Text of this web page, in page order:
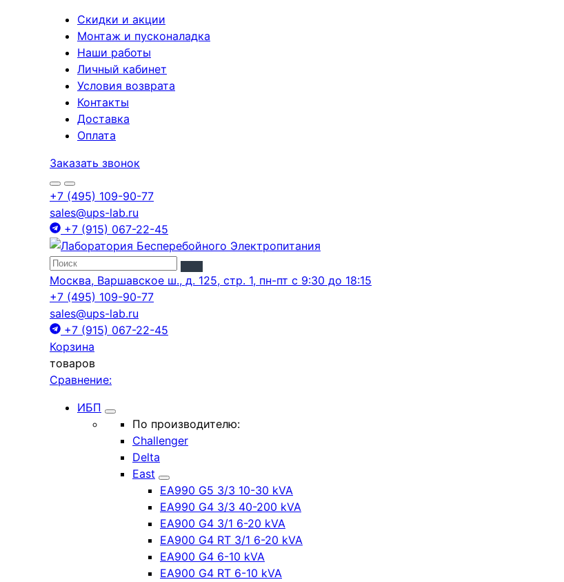
Скидки и акции
Монтаж и пусконаладка
Наши работы
Личный кабинет
Условия возврата
Контакты
Доставка
Оплата
Заказать звонок
+7 (495) 109-90-77
sales@ups-lab.ru
+7 (915) 067-22-45
Москва, Варшавское ш., д. 125, стр. 1, пн-пт с 9:30 до 18:15
+7 (495) 109-90-77
sales@ups-lab.ru
+7 (915) 067-22-45
Корзина
товаров
Сравнение:
ИБП
По производителю:
Challenger
Delta
East
EA990 G5 3/3 10-30 kVA
EA990 G4 3/3 40-200 kVA
EA900 G4 3/1 6-20 kVA
EA900 G4 RT 3/1 6-20 kVA
EA900 G4 6-10 kVA
EA900 G4 RT 6-10 kVA